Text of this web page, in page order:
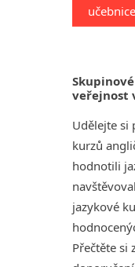
veřejnost
Udělejte si
kurzů
hodnotili
jazykové
Přečtěte si